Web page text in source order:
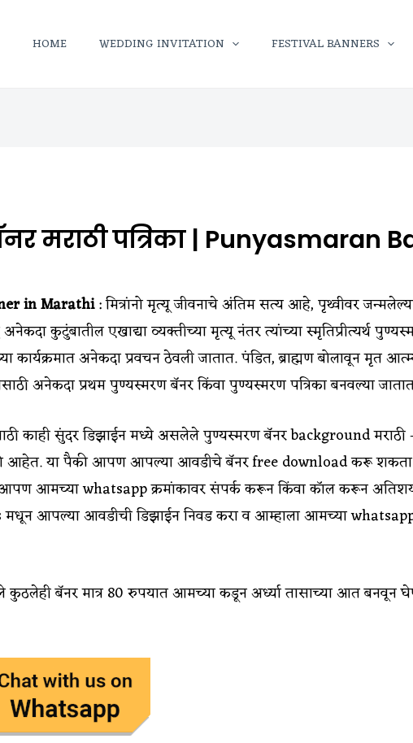
HOME WEDDING INVITATION FESTIVAL BANNERS
मराठी पत्रिका | Punyasmaran
in Marathi: मित्रांनो मृत्यू जीवनाचे अंतिम सत्य आहे, पृथ्वीवर
कुटुंबातील एखाद्या व्यक्तीच्या मृत्यू नंतर त्यांच्या स्मृतिप्रीत्यर्थ
कार्यक्रमात अनेकदा प्रवचन ठेवली जातात. पंडित, ब्राह्मण बोलावून मृत
अनेकदा प्रथम पुण्यस्मरण बॅनर किंवा पुण्यस्मरण पत्रिका बनवल्या
काही सुंदर डिझाईन मध्ये असलेले पुण्यस्मरण बॅनर background
या पैकी आपण आपल्या आवडीचे बॅनर free download करू
आमच्या whatsapp क्रमांकावर संपर्क करून किंवा कॉल करून
मधून आपल्या आवडीची डिझाईन निवड करा व आम्हाला आमच्या
बॅनर मात्र 80 रुपयात आमच्या कडून अर्ध्या तासाच्या आत बनवून